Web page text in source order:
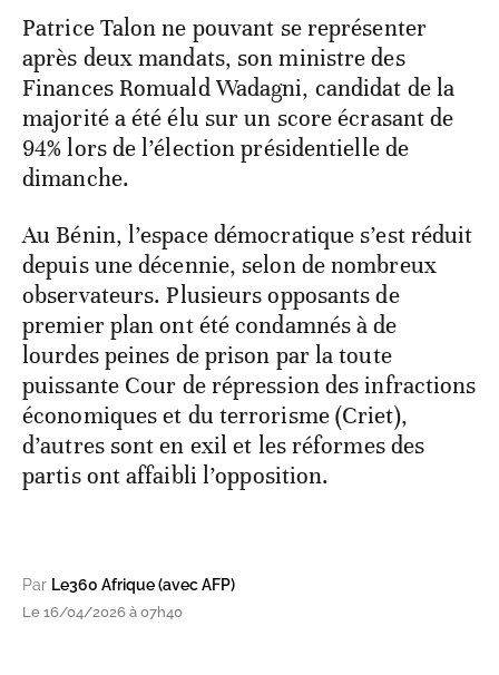
Patrice Talon ne pouvant se représenter
après deux mandats, son ministre des
Finances Romuald Wadagni, candidat de la
majorité a été élu sur un score écrasant de
94% lors de l’élection présidentielle de
dimanche.
Au Bénin, l’espace démocratique s’est réduit
depuis une décennie, selon de nombreux
observateurs. Plusieurs opposants de
premier plan ont été condamnés à de
lourdes peines de prison par la toute
puissante Cour de répression des infractions
économiques et du terrorisme (Criet),
d’autres sont en exil et les réformes des
partis ont affaibli l’opposition.
Par Le360 Afrique (avec AFP)
Le 16/04/2026 à 07h40